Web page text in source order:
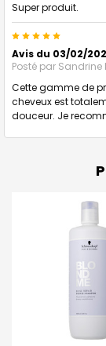
Super produit.
5
Avis du 03/02/
Posté par Sandrine
Cette gamme de
cheveux est
douceur. Je